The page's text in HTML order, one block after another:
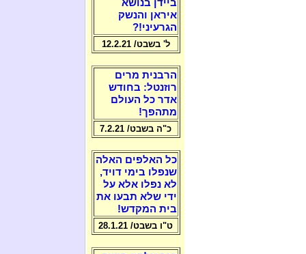
ביידן בנושא
איראן והנשק
הגרעיני!?
ל' בשבט/ 12.2.21
הרבנית מרים
רוזנטל: בחודש
אדר כל העולם
מתהפך!
כ"ה בשבט/ 7.2.21
כל האלפים האלה
שנפלו בימי דויד,
לא נפלו אלא על
ידי שלא תבעו את
בית המקדש!
ט"ו בשבט/ 28.1.21